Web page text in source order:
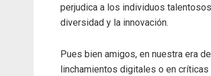
perjudica a los individuos
diversidad y la innovación.
Pues bien amigos, en nuestra era
linchamientos digitales o en